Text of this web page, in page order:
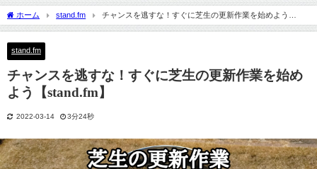
ホーム stand.fm
チャンスを逃すな！すぐに芝生の更新作業を始めよう
【stand.fm】
stand.fm
チャンスを逃すな！すぐに芝生の更新作業を始め
よう【stand.fm】
2022-03-14 3分24秒